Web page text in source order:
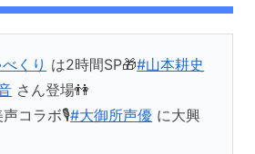
くり は2時間SP🎁#山本耕史
さん登場👫
コラボ🎙#大御所声優 に大興